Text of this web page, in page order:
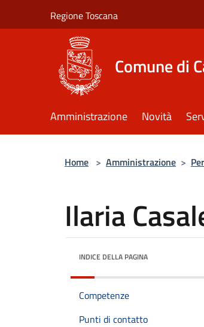
Regione Toscana
Comune di
Amministrazione Novità
Home > Amministrazione >
Ilaria
INDICE DELLA PAGINA
Competenze
Punti di contatto